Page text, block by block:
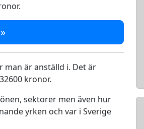
man är anställd i. Det är
kronor.
sektorer men även hur
yrken och var i Sverige